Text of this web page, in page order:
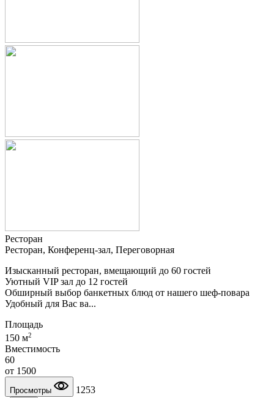
Ресторан
Ресторан, Конференц-зал, Переговорная
Изысканный ресторан, вмещающий до 60 гостей
Уютный VIP зал до 12 гостей
Обширный выбор банкетных блюд от нашего шеф-повара
Удобный для Вас ва...
Площадь
150 м2
Вместимость
60
от 1500
Просмотры
1253